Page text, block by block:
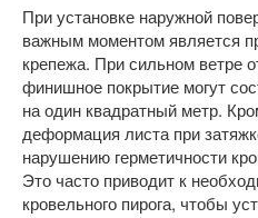
При установке наружной
важным моментом является
крепежа. При сильном ветре
финишное покрытие могут
на один квадратный метр.
деформация листа при
нарушению герметичности
Это часто приводит к
кровельного пирога, чтобы